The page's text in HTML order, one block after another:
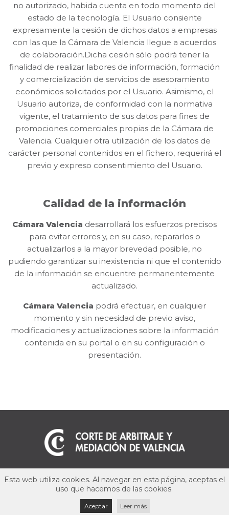
no autorizado, habida cuenta en todo momento del
estado de la tecnología. El Usuario consiente
expresamente la cesión de dichos datos a empresas
con las que la Cámara de Valencia llegue a acuerdos
de colaboración.Dicha cesión sólo podrá tener la
finalidad de realizar labores de información, formación
y comercialización de servicios de asesoramiento
económicos solicitados por el Usuario. Asimismo, el
Usuario autoriza, de conformidad con la normativa
vigente, el tratamiento de sus datos para fines de
promociones comerciales propias de la Cámara de
Valencia. Cualquier otra utilización de los datos de
carácter personal contenidos en el fichero, requerirá el
previo y expreso consentimiento del Usuario.
Calidad de la información
Cámara Valencia desarrollará los esfuerzos precisos
para evitar errores y, en su caso, repararlos o
actualizarlos a la mayor brevedad posible, no
pudiendo garantizar su inexistencia ni que el contenido
de la información se encuentre permanentemente
actualizado.
Cámara Valencia podrá efectuar, en cualquier
momento y sin necesidad de previo aviso,
modificaciones y actualizaciones sobre la información
contenida en su portal o en su configuración o
presentación.
Aviso legal
Política de privacidad
Esta web utiliza cookies. Al navegar en esta página, aceptas el
uso que hacemos de las cookies.
Aceptar Leer más